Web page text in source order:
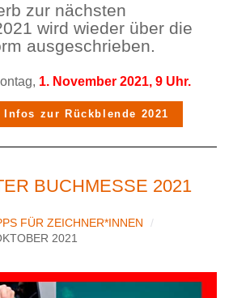
zur nächsten
wird wieder über die
ausgeschrieben.
1. November 2021, 9 Uhr.
zur Rückblende 2021
BUCHMESSE 2021
FÜR ZEICHNER*INNEN
2021